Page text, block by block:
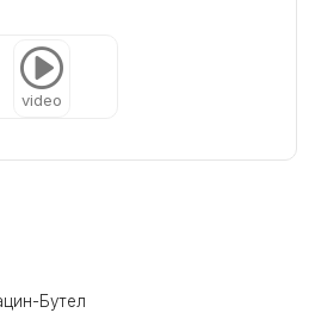
video
Бутел